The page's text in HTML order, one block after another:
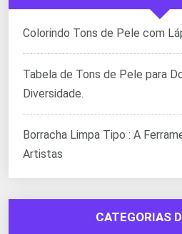
Colorindo Tons de Pele com
Tabela de Tons de Pele para
Diversidade.
Borracha Limpa Tipo : A
Artistas
CATEGORIAS